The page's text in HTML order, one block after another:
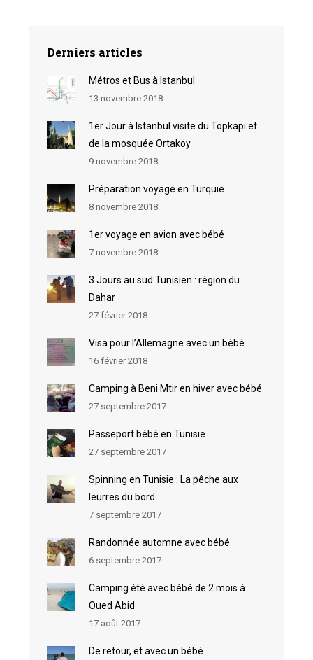
Derniers articles
Métros et Bus à Istanbul
13 novembre 2018
1er Jour à Istanbul visite du Topkapi et
de la mosquée Ortaköy
9 novembre 2018
Préparation voyage en Turquie
8 novembre 2018
1er voyage en avion avec bébé
7 novembre 2018
3 Jours au sud Tunisien : région du
Dahar
27 février 2018
Visa pour l’Allemagne avec un bébé
16 février 2018
Camping à Beni Mtir en hiver avec bébé
27 septembre 2017
Passeport bébé en Tunisie
27 septembre 2017
Spinning en Tunisie : La pêche aux
leurres du bord
7 septembre 2017
Randonnée automne avec bébé
6 septembre 2017
Camping été avec bébé de 2 mois à
Oued Abid
17 août 2017
De retour, et avec un bébé